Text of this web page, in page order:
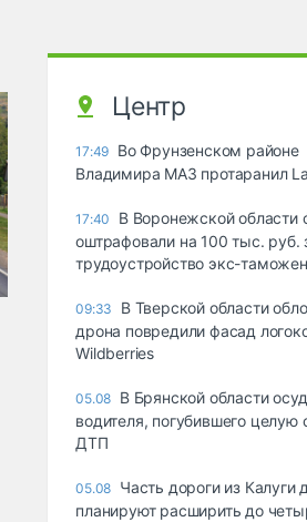
Центр
17:49 Во Фрунзенском районе
Владимира МАЗ протаранил
17:40
В Воронежской области
оштрафовали на 100 тыс. руб.
трудоустройство экс-
09:33
В Тверской области
дрона повредили фасад
Wildberries
05.08 В Брянской области
водителя, погубившего целую
ДТП
05.08 Часть дороги из Калуги
планируют расширить до